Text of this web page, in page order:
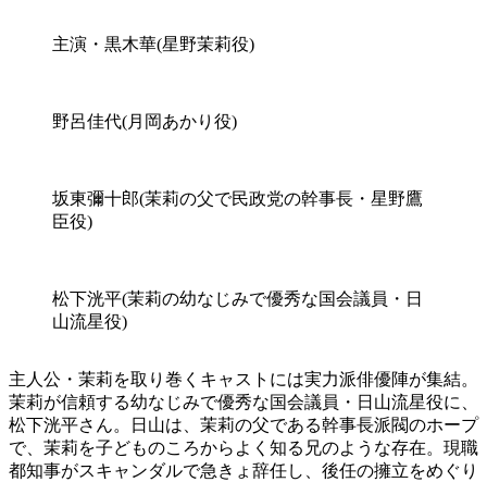
主演・黒木華(星野茉莉役)
野呂佳代(月岡あかり役)
坂東彌十郎(茉莉の父で民政党の幹事長・星野鷹
臣役)
松下洸平(茉莉の幼なじみで優秀な国会議員・日
山流星役)
主人公・ 茉莉を取り巻くキャストには実力派俳優陣が集結。
茉莉が信頼する幼なじみで優秀な国会議員・日山流星役に、
松下洸平さん。日山は、茉莉の父である幹事長派閥のホープ
で、茉莉を子どものころからよく知る兄のような存在。現職
都知事がスキャンダルで急きょ辞任し、後任の擁立をめぐり